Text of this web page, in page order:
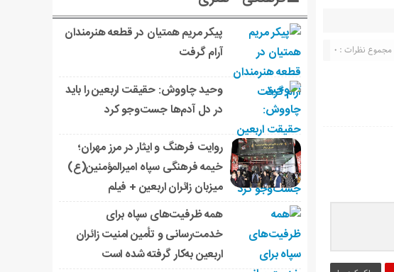
مجموع نظرات : 0
پیکر مریم همتیان در قطعه هنرمندان
آرام گرفت
وحید چاووش: حقیقت اربعین را باید
در دل آدم‌ها جست‌وجو کرد
روایت فرهنگ و ایثار در مرز مهران؛
خیمه فرهنگی سپاه امیرالمؤمنین(ع)
میزبان زائران اربعین + فیلم
همه ظرفیت‌های سپاه برای
خدمت‌رسانی و تأمین امنیت زائران
اربعین به‌کار گرفته شده است